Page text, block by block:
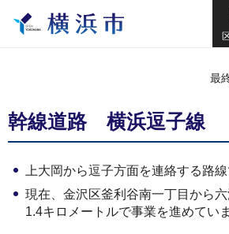
最
幹線道路 横浜逗子線
上大岡から逗子方面を連絡する路線
現在、金沢区釜利谷南一丁目から
1.4キロメートルで事業を進めていま